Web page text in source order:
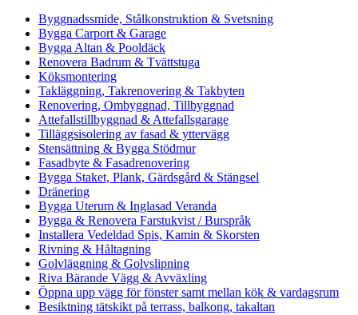
Byggnadssmide, Stålkonstruktion & Svetsning
Bygga Carport & Garage
Bygga Altan & Pooldäck
Renovera Badrum & Tvättstuga
Köksmontering
Takläggning, Takrenovering & Takbyten
Renovering, Ombyggnad, Tillbyggnad
Attefallstillbyggnad & Attefallsgarage
Tilläggsisolering av fasad & yttervägg
Stensättning & Bygga Stödmur
Fasadbyte & Fasadrenovering
Bygga Staket, Plank, Gärdsgård & Stängsel
Dränering
Bygga Uterum & Inglasad Veranda
Bygga & Renovera Farstukvist / Burspråk
Installera Vedeldad Spis, Kamin & Skorsten
Rivning & Håltagning
Golvläggning & Golvslipning
Riva Bärande Vägg & Avväxling
Öppna upp vägg för fönster samt mellan kök & vardagsrum
Besiktning tätskikt på terrass, balkong, takaltan